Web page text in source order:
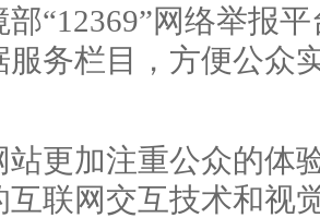
“12369”网络举报
服务栏目，方便公众
加注重公众的体
互联网交互技术和视